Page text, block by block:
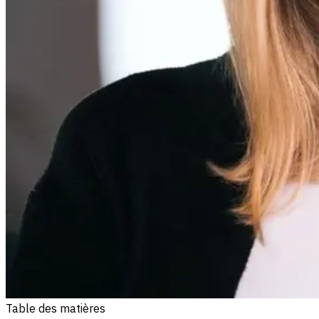
Table des matières